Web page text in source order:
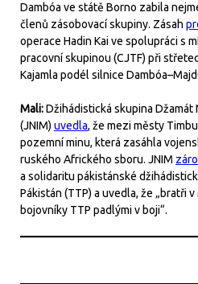
Dambóa ve státě Borno zabila
členů zásobovací skupiny. Zásah
operace Hadin Kai ve spolupráci s
pracovní skupinou (CJTF) při
Kajamla podél silnice
Mali:Džihádistická skupina
(JNIM) uvedla, že mezi městy
pozemní minu, která zasáhla
ruského Afrického sboru. JNIM
a solidaritu pákistánské
Pákistán (TTP) a uvedla, že „bratři
bojovníky TTP padlými v boji“.